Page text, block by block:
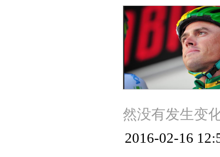
然没有发生变
2016-02-16